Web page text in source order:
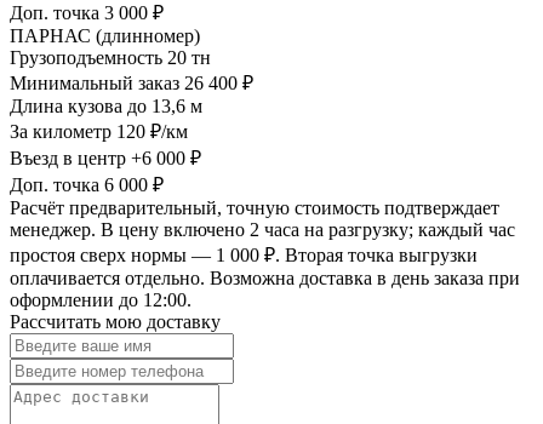
Доп. точка 3 000 ₽
ПАРНАС (длинномер)
Грузоподъемность 20 тн
Минимальный заказ 26 400 ₽
Длина кузова до 13,6 м
За километр 120 ₽/км
Въезд в центр +6 000 ₽
Доп. точка 6 000 ₽
Расчёт предварительный, точную стоимость подтверждает
менеджер. В цену включено 2 часа на разгрузку; каждый час
простоя сверх нормы — 1 000 ₽. Вторая точка выгрузки
оплачивается отдельно. Возможна доставка в день заказа при
оформлении до 12:00.
Рассчитать мою доставку